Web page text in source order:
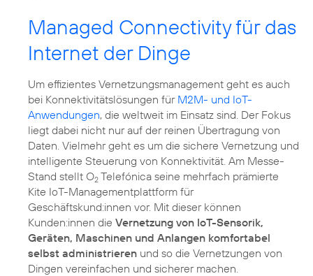
Managed Connectivity für das
Internet der Dinge
Um effizientes Vernetzungsmanagement geht es auch
bei Konnektivitätslösungen für M2M- und IoT-
Anwendungen, die weltweit im Einsatz sind. Der Fokus
liegt dabei nicht nur auf der reinen Übertragung von
Daten. Vielmehr geht es um die sichere Vernetzung und
intelligente Steuerung von Konnektivität. Am Messe-
Stand stellt O2 Telefónica seine mehrfach prämierte
Kite IoT-Managementplattform für
Geschäftskund:innen vor. Mit dieser können
Kunden:innen die Vernetzung von IoT-Sensorik,
Geräten, Maschinen und Anlangen komfortabel
selbst administrieren und so die Vernetzungen von
Dingen vereinfachen und sicherer machen.